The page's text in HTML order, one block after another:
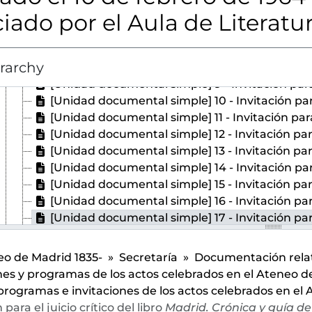
por el Aula de
[Unidad documental simple] 5 - Invitación para la disertación sobre "La novela y la vida española" ofrecida por
[Unidad documental simple] 6 - Invitación para la disertación sobre "La poesía de Santayana" ofrecida por José María
[Unidad documental simple] 7 - Invitación para la disertación sobre "Rosalía de Castro para hoy o las tres caras de la cuestión"
[Unidad documental simple] 8 - Invitación para la disertación sobre "Platón, personaje de novela" ofrecida
[Unidad documental simple] 9 - Invitación para la disertación sobre "¿Por qué no se traduce la Literatura española?" ofrecida
[Unidad documental simple] 10 - Invitación para la disertación sobre "La novela histórica de la postguerra" ofrecida
[Unidad documental simple] 11 - Invitación para la disertación sobre "Unamuno ante el arte" ofrecida por José
[Unidad documental simple] 12 - Invitación
[Unidad documental simple] 13 - Invitación
[Unidad documental simple] 14 - Invitación
[Unidad documental simple] 15 - Invitación
[Unidad documental simple] 16 - Invitación
[Unidad documental simple] 17 - Invitación
[Unidad documental simple] 18 - Invitación
[Unidad documental simple] 19 - Invitación
[Unidad documental simple] 20 - Invitación
[Unidad documental simple] 21 - Invitación
[Unidad documental simple] 22 - Invitación
de Madrid 1835- Secretaría
Documentación
y programas de los actos celebrados en el Ateneo
e invitaciones de los actos celebrados en el
para el juicio crítico del libro Madrid. Crónica y guía